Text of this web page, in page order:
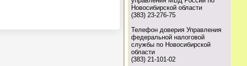
Новосибирской области
(383) 23-276-75
Телефон доверия Управления
федеральной налоговой
службы по Новосибирской
области
(383) 21-101-02